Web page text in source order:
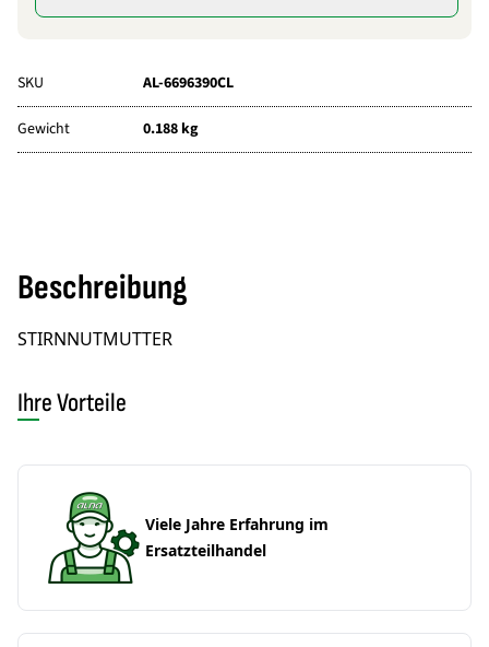
SKU AL-6696390CL
Gewicht 0.188 kg
Beschreibung
STIRNNUTMUTTER
Ihre Vorteile
Viele Jahre Erfahrung im
Ersatzteilhandel